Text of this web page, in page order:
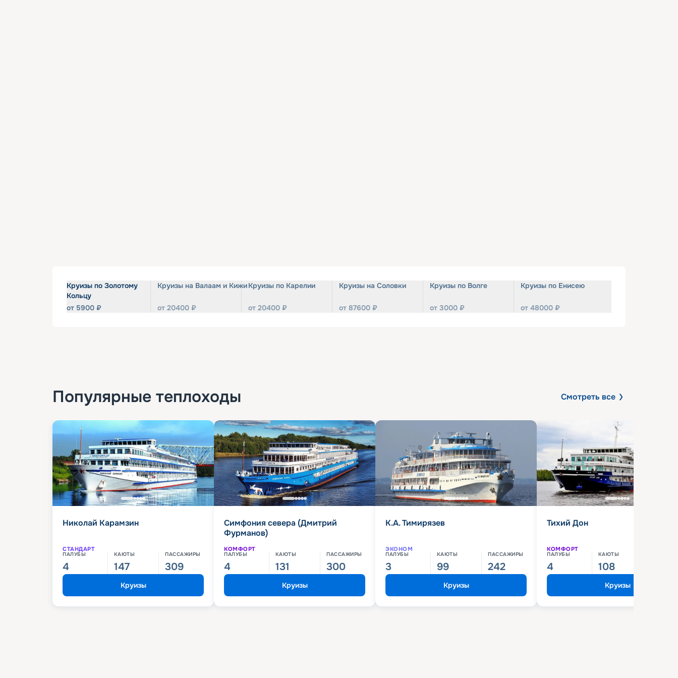
Круизы по Золотому
Кольцу
от 5900 ₽
Круизы на Валаам и Кижи
от 20400 ₽
Круизы по Карелии
от 20400 ₽
Круизы на Соловки
от 87600 ₽
Круизы по Волге
от 3000 ₽
Круизы по Енисею
от 48000 ₽
Популярные теплоходы Смотреть все
Николай Карамзин
СТАНДАРТ
ПАЛУБЫ
4
КАЮТЫ
147
ПАССАЖИРЫ
309
Круизы
Симфония севера (Дмитрий
Фурманов)
КОМФОРТ
ПАЛУБЫ
4
КАЮТЫ
131
ПАССАЖИРЫ
300
Круизы
К.А. Тимирязев
ЭКОНОМ
ПАЛУБЫ
3
КАЮТЫ
99
ПАССАЖИРЫ
242
Круизы
Тихий Дон
КОМФОРТ
ПАЛУБЫ
4
КАЮТЫ
108
Круизы